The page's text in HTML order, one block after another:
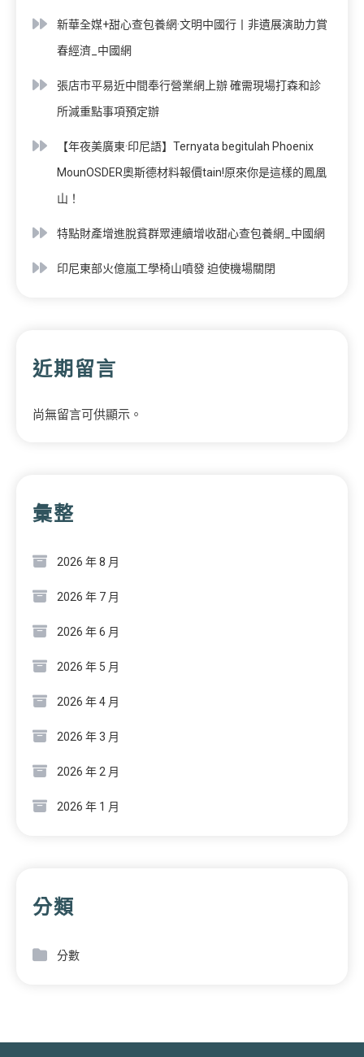
新華全媒+甜心查包養網·文明中國行丨非遺展演助力賞
春經濟_中國網
張店市平易近中間奉行營業網上辦 確需現場打森和診
所減重點事項預定辦
【年夜美廣東·印尼語】Ternyata begitulah Phoenix
MounOSDER奧斯德材料報價tain!原來你是這樣的鳳凰
山！
特點財產增進脫貧群眾連續增收甜心查包養網_中國網
印尼東部火億嵐工學椅山噴發 迫使機場關閉
近期留言
尚無留言可供顯示。
彙整
2026 年 8 月
2026 年 7 月
2026 年 6 月
2026 年 5 月
2026 年 4 月
2026 年 3 月
2026 年 2 月
2026 年 1 月
分類
分數